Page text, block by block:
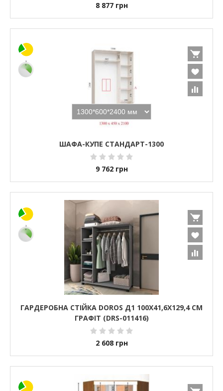
8 877 грн
ШАФА-КУПЕ СТАНДАРТ-1300
9 762 грн
ГАРДЕРОБНА СТІЙКА DOROS Д1 100Х41,6Х129,4 СМ
ГРАФІТ (DRS-011416)
2 608 грн